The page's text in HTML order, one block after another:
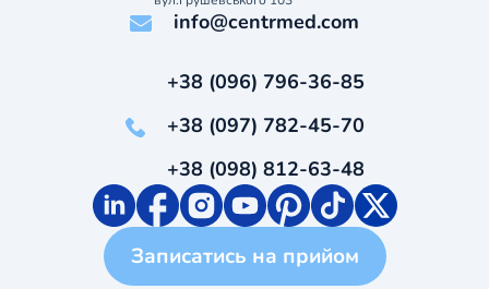
info@centrmed.com
+38 (096) 796-36-85
+38 (097) 782-45-70
+38 (098) 812-63-48
Записатись на прийом